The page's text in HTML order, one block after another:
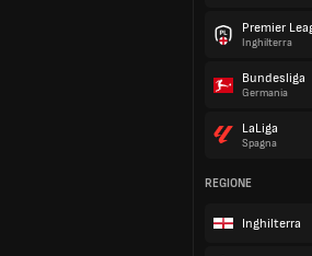
Premier
Inghilterra
Bundesliga
Germania
LaLiga
Spagna
REGIONE
Inghilterra